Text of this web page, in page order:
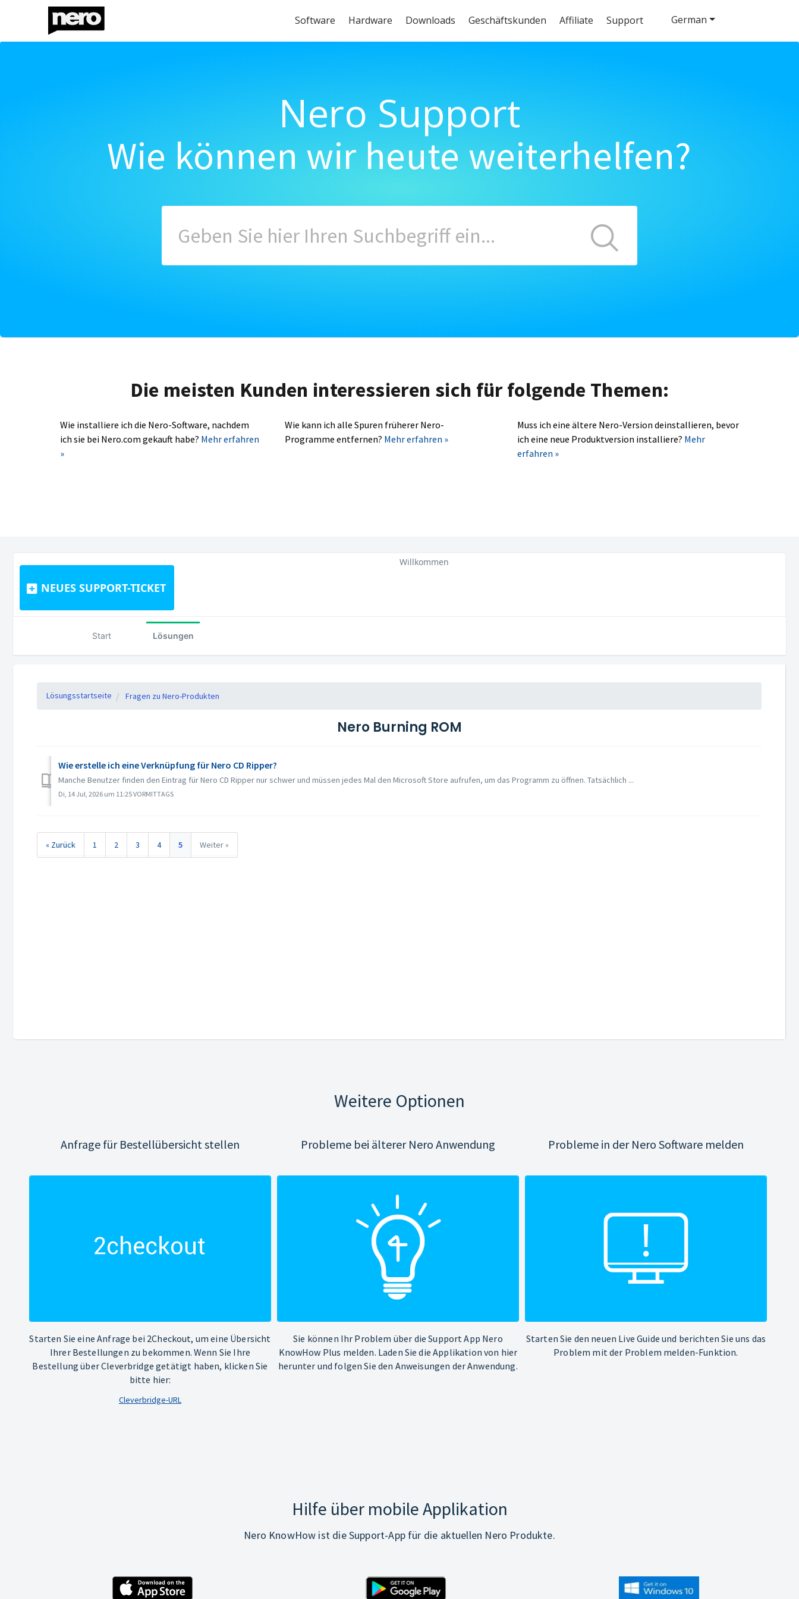
Software Hardware Downloads Geschäftskunden Affiliate Support
Nero Support
Wie können wir heute weiterhelfen?
Die meisten Kunden interessieren sich für folgende Themen:
Wie installiere ich die Nero-Software, nachdem
ich sie bei Nero.com gekauft habe? Mehr erfahren
»
Wie kann ich alle Spuren früherer Nero-
Programme entfernen? Mehr erfahren »
Muss ich eine ältere Nero-Version deinstallieren, bevor
ich eine neue Produktversion installiere? Mehr
erfahren »
NEUES SUPPORT-TICKET
German
Willkommen
Start Lösungen
Lösungsstartseite Fragen zu Nero-Produkten
Nero Burning ROM
Wie erstelle ich eine Verknüpfung für Nero CD Ripper?
Manche Benutzer finden den Eintrag für Nero CD Ripper nur schwer und müssen jedes Mal den Microsoft Store aufrufen, um das Programm zu öffnen. Tatsächlich ...
Di, 14 Jul, 2026 um 11:25 VORMITTAGS
« Zurück 1 2 3 4 5 Weiter »
Weitere Optionen
Anfrage für Bestellübersicht stellen
Starten Sie eine Anfrage bei 2Checkout, um eine Übersicht
Ihrer Bestellungen zu bekommen. Wenn Sie Ihre
Bestellung über Cleverbridge getätigt haben, klicken Sie
bitte hier:
Cleverbridge-URL
Probleme bei älterer Nero Anwendung
Sie können Ihr Problem über die Support App Nero
KnowHow Plus melden. Laden Sie die Applikation von hier
herunter und folgen Sie den Anweisungen der Anwendung.
Probleme in der Nero Software melden
Starten Sie den neuen Live Guide und berichten Sie uns das
Problem mit der Problem melden-Funktion.
Hilfe über mobile Applikation
Nero KnowHow ist die Support-App für die aktuellen Nero Produkte.